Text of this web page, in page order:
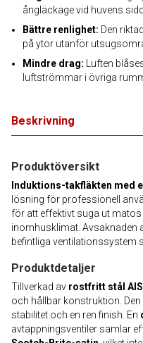
ångläckage vid huvens
Bättre renlighet: Den
på ytor utanför
Mindre drag: Luften
luftströmmar i övriga
Beskrivning
Produktöversikt
Induktions-takfläkten med
lösning för professionell
för att effektivt suga ut
inomhusklimat. Avsaknaden
befintliga ventilationssystem
Produktdetaljer
Tillverkad av rostfritt stål
och hållbar konstruktion. Den
stabilitet och en ren finish. En
avtappningsventiler samlar